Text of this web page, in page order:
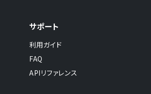
サポート
利用ガイド
FAQ
APIリファレンス